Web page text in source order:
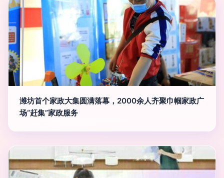
潍坊首个家政大集圆满落幕，2000余人齐聚巾帼家政广
场“赶集”家政服务